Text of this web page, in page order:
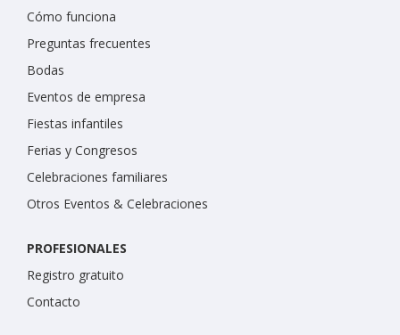
Cómo funciona
Preguntas frecuentes
Bodas
Eventos de empresa
Fiestas infantiles
Ferias y Congresos
Celebraciones familiares
Otros Eventos & Celebraciones
PROFESIONALES
Registro gratuito
Contacto